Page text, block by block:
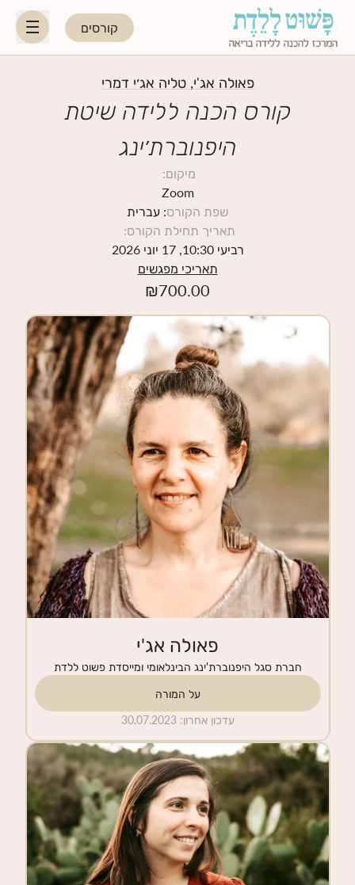
קורסים
היפנוברת׳ינג
תאריכי קורסים קרובים
בלוג
חנות
צרי קשר
פאולה אג'י, טליה אג׳י דמרי
קורס הכנה ללידה שיטת
היפנוברת׳ינג
מיקום:
Zoom
שפת הקורס: עברית
תאריך תחילת הקורס:
רביעי 10:30, 17 יוני 2026
תאריכי מפגשים
₪700.00
פאולה אג'י
חברת סגל היפנוברת'ינג הבינלאומי ומייסדת פשוט ללדת
על המורה
עדכון אחרון:
30.07.2023